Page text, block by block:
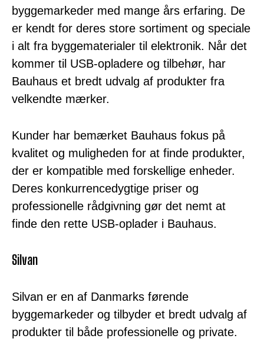
byggemarkeder med mange års erfaring. De
er kendt for deres store sortiment og speciale
i alt fra byggematerialer til elektronik. Når det
kommer til USB-opladere og tilbehør, har
Bauhaus et bredt udvalg af produkter fra
velkendte mærker.
Kunder har bemærket Bauhaus fokus på
kvalitet og muligheden for at finde produkter,
der er kompatible med forskellige enheder.
Deres konkurrencedygtige priser og
professionelle rådgivning gør det nemt at
finde den rette USB-oplader i Bauhaus.
Silvan
Silvan er en af ​​Danmarks førende
byggemarkeder og tilbyder et bredt udvalg af
produkter til både professionelle og private.